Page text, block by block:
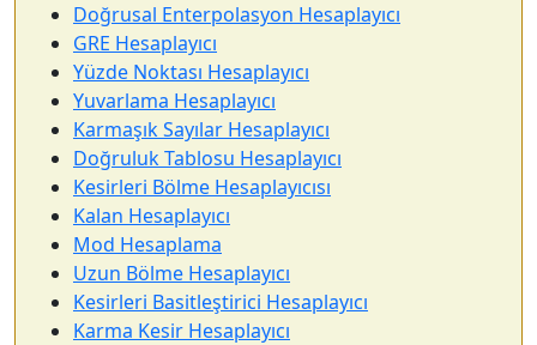
Doğrusal Enterpolasyon Hesaplayıcı
GRE Hesaplayıcı
Yüzde Noktası Hesaplayıcı
Yuvarlama Hesaplayıcı
Karmaşık Sayılar Hesaplayıcı
Doğruluk Tablosu Hesaplayıcı
Kesirleri Bölme Hesaplayıcısı
Kalan Hesaplayıcı
Mod Hesaplama
Uzun Bölme Hesaplayıcı
Kesirleri Basitleştirici Hesaplayıcı
Karma Kesir Hesaplayıcı